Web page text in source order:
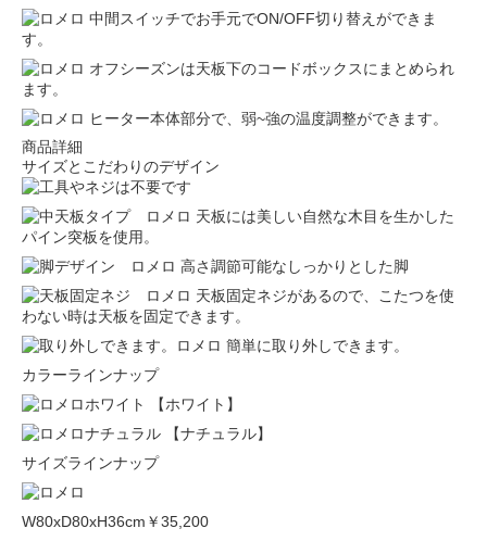
中間スイッチでお手元でON/OFF切り替えができま
す。
オフシーズンは天板下のコードボックスにまとめられ
ます。
ヒーター本体部分で、弱~強の温度調整ができます。
商品詳細
サイズとこだわりのデザイン
天板には美しい自然な木目を生かした
パイン突板を使用。
高さ調節可能なしっかりとした脚
天板固定ネジがあるので、こたつを使
わない時は天板を固定できます。
簡単に取り外しできます。
カラーラインナップ
【ホワイト】
【ナチュラル】
サイズラインナップ
W80xD80xH36cm ￥35,200